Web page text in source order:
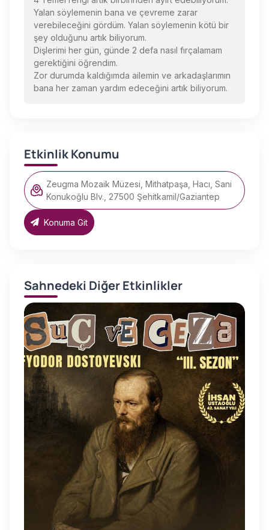
Yalan söylemenin bana ve çevreme zarar
verebileceğini gördüm. Yalan söylemenin kötü bir
şey olduğunu artık biliyorum.
Dişlerimi her gün, günde 2 defa nasıl fırçalamam
gerektiğini öğrendim.
Zor durumda kaldığımda ailemin ve arkadaşlarımın
bana her zaman yardım edeceğini artık biliyorum.
Etkinlik Konumu
Zeugma Mozaik Müzesi, Mithatpaşa, Hacı, Sani
Konukoğlu Blv., 27500 Şehitkamil/Gaziantep
Konuma Git
Sahnedeki Diğer Etkinlikler